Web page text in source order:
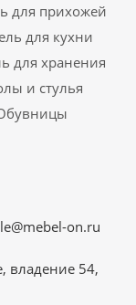
для прихожей
для кухни
для хранения
и стулья
on.ru
владение 54,